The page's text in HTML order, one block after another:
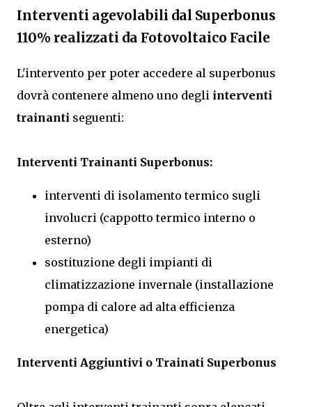
Interventi agevolabili dal Superbonus
110% realizzati da Fotovoltaico Facile
L'intervento per poter accedere al superbonus
dovrà contenere almeno uno degli interventi
trainanti seguenti:
Interventi Trainanti Superbonus:
interventi di isolamento termico sugli
involucri (cappotto termico interno o
esterno)
sostituzione degli impianti di
climatizzazione invernale (installazione
pompa di calore ad alta efficienza
energetica)
Interventi Aggiuntivi o Trainati Superbonus